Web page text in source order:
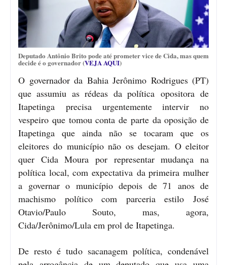
Deputado Antônio Brito pode até prometer vice de Cida, mas quem
decide é o governador (VEJA AQUI)
O governador da Bahia Jerônimo Rodrigues (PT)
que assumiu as rédeas da política opositora de
Itapetinga precisa urgentemente intervir no
vespeiro que tomou conta de parte da oposição de
Itapetinga que ainda não se tocaram que os
eleitores do município não os desejam. O eleitor
quer Cida Moura por representar mudança na
política local, com expectativa da primeira mulher
a governar o município depois de 71 anos de
machismo político com parceria estilo José
Otavio/Paulo Souto, mas, agora,
Cida/Jerônimo/Lula em prol de Itapetinga.
De resto é tudo sacanagem política, condenável